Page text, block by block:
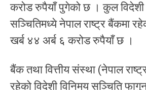
करोड रुपैयाँ पुगेको छ । कुल विदेशी
सञ्चितिमध्ये नेपाल राष्ट्र बैंकमा
खर्ब ४४ अर्ब ६ करोड रुपैयाँ छ ।
बैंक तथा वित्तीय संस्था (नेपाल
रहेको विदेशी विनिमय सञ्चिति